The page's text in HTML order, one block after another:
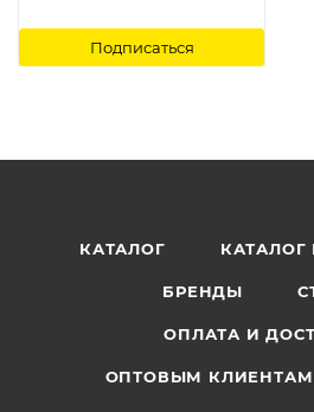
Подписаться
КАТАЛОГ
БРЕНДЫ
ОПЛАТА И
ОПТОВЫМ КЛИЕНТАМ